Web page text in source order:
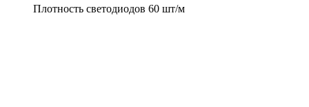
Плотность светодиодов 60 шт/м